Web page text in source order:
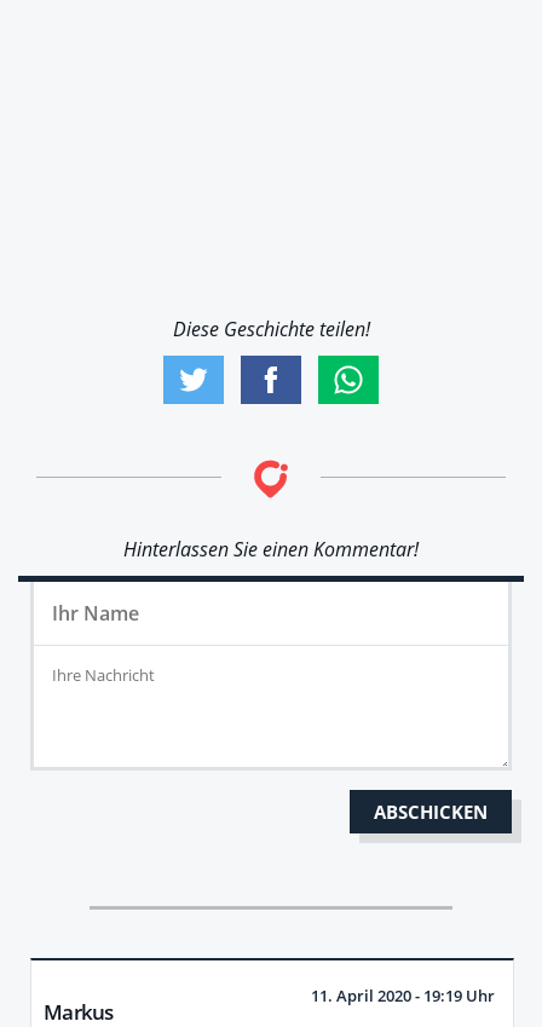
Diese Geschichte teilen!
Hinterlassen Sie einen Kommentar!
Markus
11. April 2020 - 19:19 Uhr